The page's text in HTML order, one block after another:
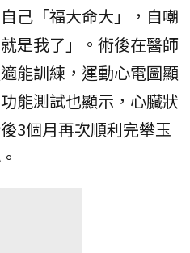
己「福大命大」，自嘲
是我了」。術後在醫師
能訓練，運動心電圖顯
能測試也顯示，心臟狀
3個月再次順利完攀玉